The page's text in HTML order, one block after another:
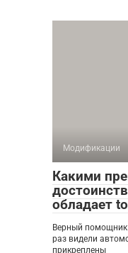
Модификации
Какими
обладает
Верный помощник
раз видели
прикреплены